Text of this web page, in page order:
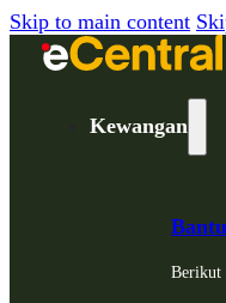
Skip to main content
Kewangan
Berikut